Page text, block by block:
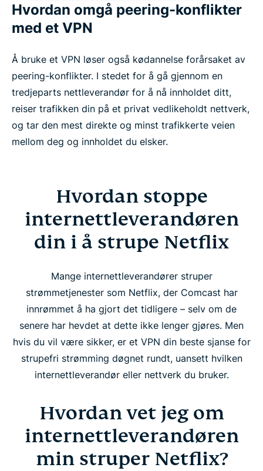
Hvordan omgå peering-konflikter
med et VPN
Å bruke et VPN løser også kødannelse forårsaket av
peering-konflikter. I stedet for å gå gjennom en
tredjeparts nettleverandør for å nå innholdet ditt,
reiser trafikken din på et privat vedlikeholdt nettverk,
og tar den mest direkte og minst trafikkerte veien
mellom deg og innholdet du elsker.
Hvordan stoppe
internettleverandøren
din i å strupe Netflix
Mange internettleverandører struper
strømmetjenester som Netflix, der Comcast har
innrømmet å ha gjort det tidligere – selv om de
senere har hevdet at dette ikke lenger gjøres. Men
hvis du vil være sikker, er et VPN din beste sjanse for
strupefri strømming døgnet rundt, uansett hvilken
internettleverandør eller nettverk du bruker.
Hvordan vet jeg om
internettleverandøren
min struper Netflix?